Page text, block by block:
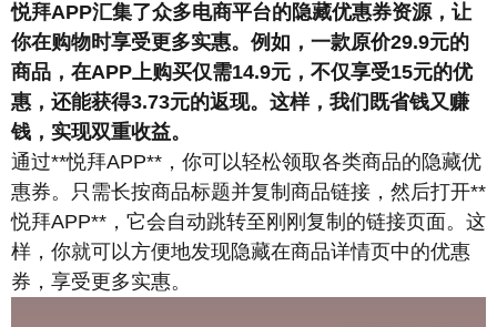
悦拜APP汇集了众多电商平台的隐藏优惠券资源，让
你在购物时享受更多实惠。例如，一款原价29.9元的
商品，在APP上购买仅需14.9元，不仅享受15元的优
惠，还能获得3.73元的返现。这样，我们既省钱又赚
钱，实现双重收益。
通过**悦拜APP**，你可以轻松领取各类商品的隐藏优
惠券。只需长按商品标题并复制商品链接，然后打开**
悦拜APP**，它会自动跳转至刚刚复制的链接页面。这
样，你就可以方便地发现隐藏在商品详情页中的优惠
券，享受更多实惠。